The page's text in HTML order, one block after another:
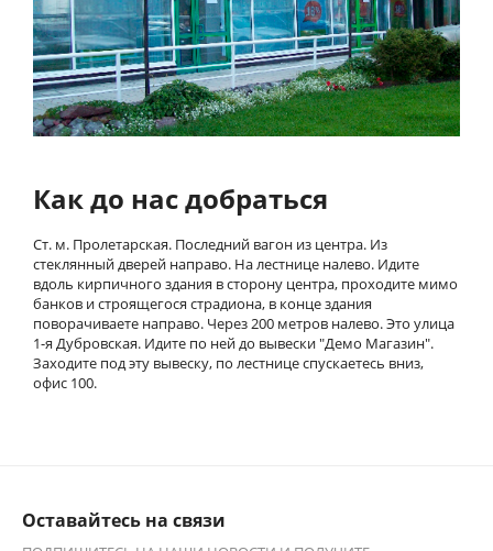
Как до нас добраться
Ст. м. Пролетарская. Последний вагон из центра. Из
стеклянный дверей направо. На лестнице налево. Идите
вдоль кирпичного здания в сторону центра, проходите мимо
банков и строящегося страдиона, в конце здания
поворачиваете направо. Через 200 метров налево. Это улица
1-я Дубровская. Идите по ней до вывески "Демо Магазин".
Заходите под эту вывеску, по лестнице спускаетесь вниз,
офис 100.
Оставайтесь на связи